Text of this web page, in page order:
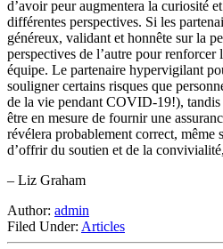
d’avoir peur augmentera la curiosité
différentes perspectives. Si les
généreux, validant et honnête sur la
perspectives de l’autre pour
équipe. Le partenaire hypervigilant
souligner certains risques que
de la vie pendant COVID-19!), tandis
être en mesure de fournir une
révélera probablement correct, même
d’offrir du soutien et de la
– Liz Graham
Author: admin
Filed Under: Articles